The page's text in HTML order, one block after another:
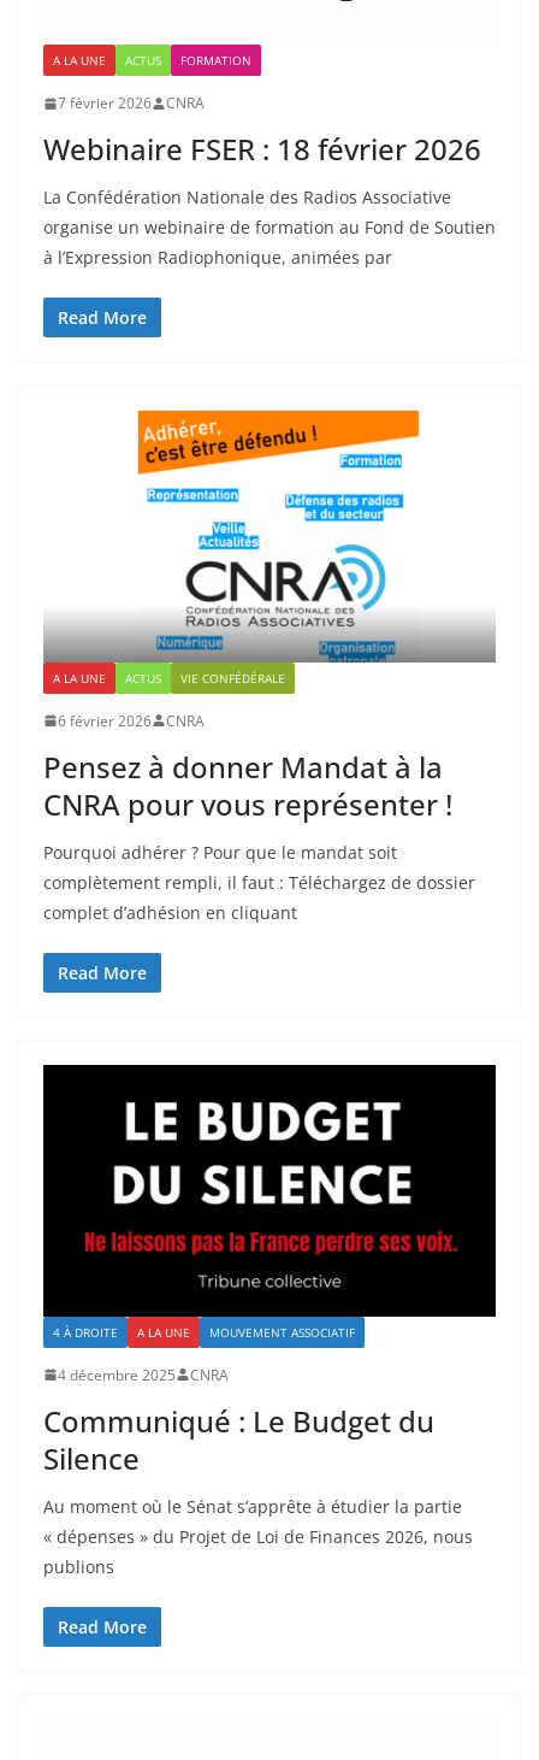
A LA UNE ACTUS FORMATION
7 février 2026 CNRA
Webinaire FSER : 18 février 2026
La Confédération Nationale des Radios Associative
organise un webinaire de formation au Fond de Soutien
à l’Expression Radiophonique, animées par
Read More
A LA UNE ACTUS VIE CONFÉDÉRALE
6 février 2026 CNRA
Pensez à donner Mandat à la
CNRA pour vous représenter !
Pourquoi adhérer ? Pour que le mandat soit
complètement rempli, il faut : Téléchargez de dossier
complet d’adhésion en cliquant
Read More
4 À DROITE A LA UNE MOUVEMENT ASSOCIATIF
4 décembre 2025 CNRA
Communiqué : Le Budget du
Silence
Au moment où le Sénat s’apprête à étudier la partie
« dépenses » du Projet de Loi de Finances 2026, nous
publions
Read More